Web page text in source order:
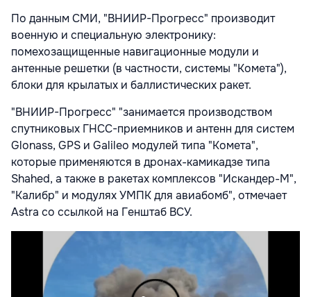
По данным СМИ, "ВНИИР-Прогресс" производит
военную и специальную электронику:
помехозащищенные навигационные модули и
антенные решетки (в частности, системы "Комета"),
блоки для крылатых и баллистических ракет.
"ВНИИР-Прогресс" "занимается производством
спутниковых ГНСС-приемников и антенн для систем
Glonass, GPS и Galileo модулей типа "Комета",
которые применяются в дронах-камикадзе типа
Shahed, а также в ракетах комплексов "Искандер-М",
"Калибр" и модулях УМПК для авиабомб", отмечает
Astra со ссылкой на Генштаб ВСУ.